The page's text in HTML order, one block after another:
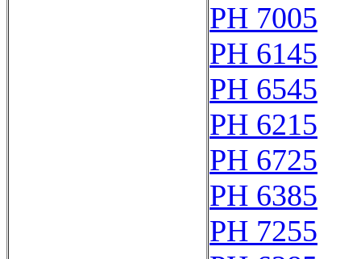
PH 7005
PH 6145
PH 6545
PH 6215
PH 6725
PH 6385
PH 7255